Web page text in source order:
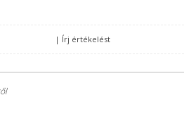
| Írj értékelést